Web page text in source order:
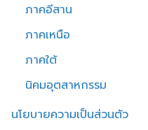
ภาคอีสาน
ภาคเหนือ
ภาคใต้
นิคมอุตสาหกรรม
นโยบายความเป็นส่วนตัว